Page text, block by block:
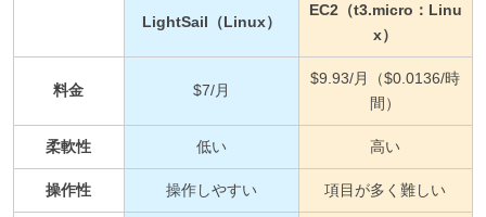
LightSail（Linux）
EC2（t3.micro：Linu
x）
料金 $7/月
$9.93/月（$0.0136/時
間）
柔軟性 低い 高い
操作性 操作しやすい 項目が多く難しい